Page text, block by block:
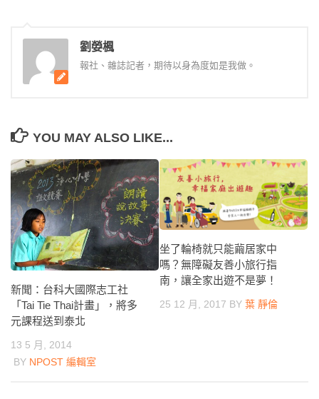
劉嫈楓
報社、雜誌記者，期待以身為度如是我做。
YOU MAY ALSO LIKE...
新聞：台科大國際志工社
「Tai Tie Thai計畫」，將多
元課程送到泰北
13 5 月, 2014
BY NPOST 編輯室
坐了輪椅就只能繭居家中
嗎？無障礙友善小旅行指
南，讓全家出遊不是夢！
25 12 月, 2017 BY 葉 靜倫